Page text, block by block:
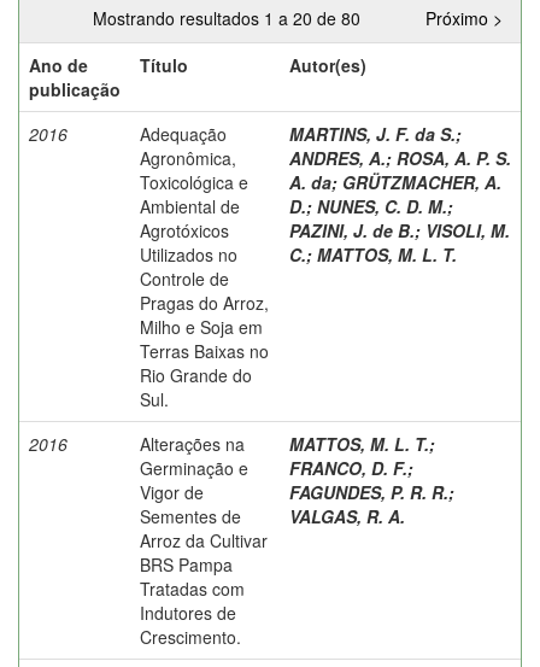
Mostrando resultados 1 a 20 de 80
Próximo >
Ano de
publicação
Título Autor(es)
2016
Adequação
Agronômica,
Toxicológica e
Ambiental de
Agrotóxicos
Utilizados no
Controle de
Pragas do Arroz,
Milho e Soja em
Terras Baixas no
Rio Grande do
Sul.
MARTINS, J. F. da S.;
ANDRES, A.; ROSA, A. P. S.
A. da; GRÜTZMACHER, A.
D.; NUNES, C. D. M.;
PAZINI, J. de B.; VISOLI, M.
C.; MATTOS, M. L. T.
2016
Alterações na
Germinação e
Vigor de
Sementes de
Arroz da Cultivar
BRS Pampa
Tratadas com
Indutores de
Crescimento.
MATTOS, M. L. T.;
FRANCO, D. F.;
FAGUNDES, P. R. R.;
VALGAS, R. A.